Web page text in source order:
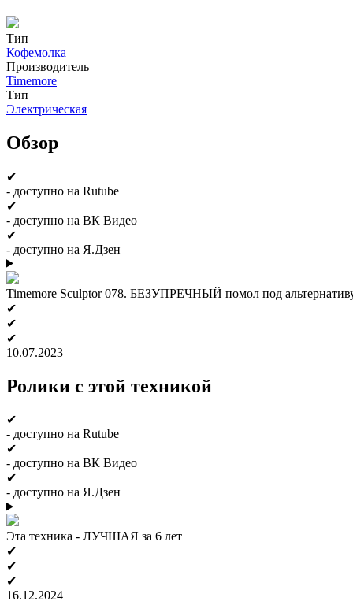
Тип
Кофемолка
Производитель
Timemore
Тип
Электрическая
Обзор
✔
- доступно на Rutube
✔
- доступно на ВК Видео
✔
- доступно на Я.Дзен
Timemore Sculptor 078. БЕЗУПРЕЧНЫЙ помол под
✔
✔
✔
10.07.2023
Ролики с этой техникой
✔
- доступно на Rutube
✔
- доступно на ВК Видео
✔
- доступно на Я.Дзен
Эта техника - ЛУЧШАЯ за 6 лет
✔
✔
✔
16.12.2024